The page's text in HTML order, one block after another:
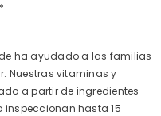
ha ayudado a las familias
Nuestras vitaminas y
a partir de ingredientes
hasta 15